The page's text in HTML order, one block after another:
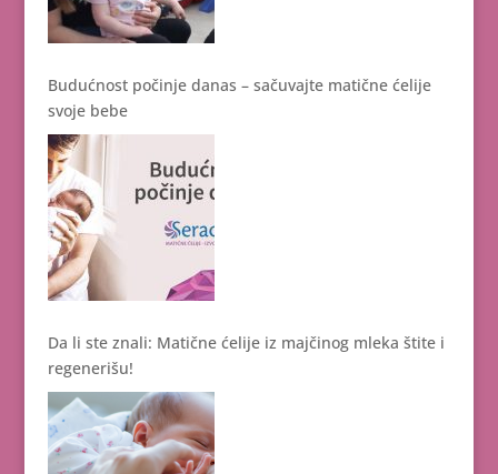
Budućnost počinje danas – sačuvajte matične ćelije
svoje bebe
Da li ste znali: Matične ćelije iz majčinog mleka štite i
regenerišu!